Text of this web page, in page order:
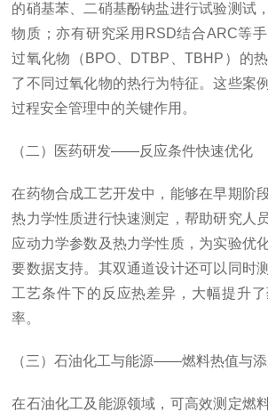
的硝基苯、二硝基酚钠盐进行试验测试
物质；亦有研究采用RSD结合ARC等
过氧化物（BPO、DTBP、TBHP）的
了不同过氧化物的热行为特征。这些案
过程安全管理中的关键作用。
（二）医药研发——反应条件快速优化
在药物合成工艺开发中，能够在早期阶
热力学性质进行快速测定，帮助研究人
应动力学参数及热力学性质，为实验优
要数据支持。其双通道设计还可以同时
工艺条件下的反应热差异，大幅提升
率。
（三）石油化工与能源——燃料热值与
在石油化工及能源领域，可高效测定燃